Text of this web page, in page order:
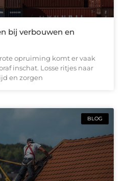
bij verbouwen en
opruiming komt er vaak
inschat. Losse ritjes naar
en zorgen
BLOG